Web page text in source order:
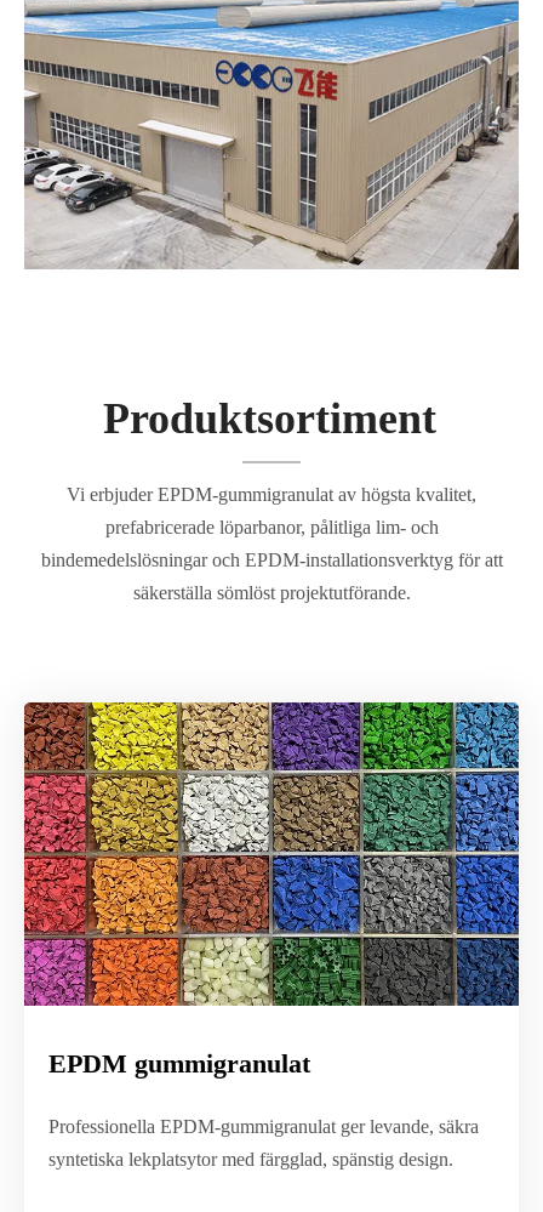
Produktsortiment
Vi erbjuder EPDM-gummigranulat av högsta kvalitet,
prefabricerade löparbanor, pålitliga lim- och
bindemedelslösningar och EPDM-installationsverktyg för att
säkerställa sömlöst projektutförande.
EPDM gummigranulat
Professionella EPDM-gummigranulat ger levande, säkra
syntetiska lekplatsytor med färgglad, spänstig design.